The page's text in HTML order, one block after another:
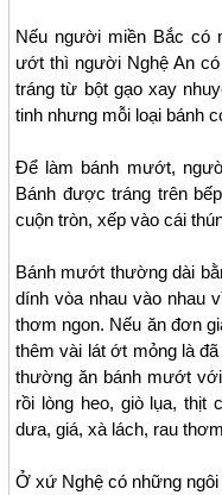
Nếu người miền Bắc có
ướt thì người Nghệ An
tráng từ bột gạo xay
tinh nhưng mỗi loại bánh
Để làm bánh mướt,
Bánh được tráng trên
cuộn tròn, xếp vào cái
Bánh mướt thường dài
dính vòa nhau vào nhau
thơm ngon. Nếu ăn đơn
thêm vài lát ớt mỏng là
thường ăn bánh mướt
rồi lòng heo, giò lụa, thịt
dưa, giá, xà lách, rau
Ở xứ Nghệ có những